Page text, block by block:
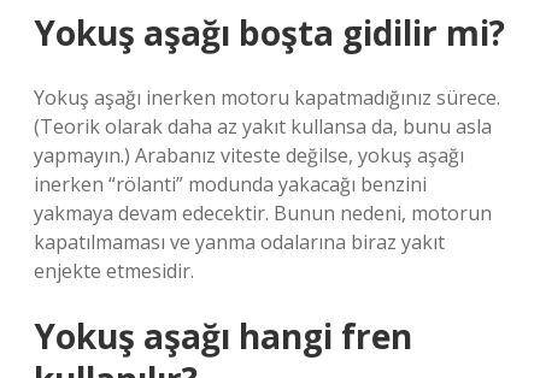
Yokuş aşağı boşta gidilir mi?
Yokuş aşağı inerken motoru kapatmadığınız sürece.
(Teorik olarak daha az yakıt kullansa da, bunu asla
yapmayın.) Arabanız viteste değilse, yokuş aşağı
inerken “rölanti” modunda yakacağı benzini
yakmaya devam edecektir. Bunun nedeni, motorun
kapatılmaması ve yanma odalarına biraz yakıt
enjekte etmesidir.
Yokuş aşağı hangi fren